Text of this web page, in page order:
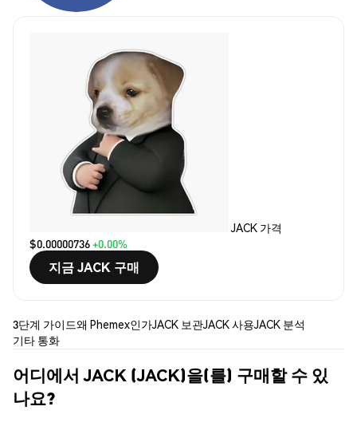
JACK 가격
$0.00000736+0.00%
지금 JACK 구매
3단계 가이드왜 Phemex인가JACK 보관JACK 사용JACK 분석
기타 통화
어디에서 JACK (JACK)을(를) 구매할 수 있
나요?